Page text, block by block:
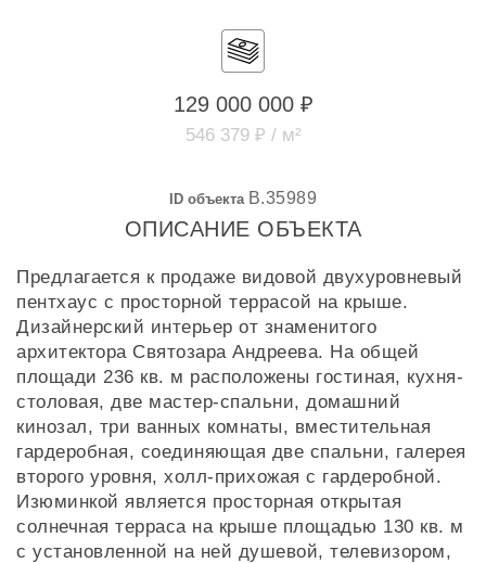
129 000 000 ₽
546 379 ₽ / м²
ID объекта B.35989
ОПИСАНИЕ ОБЪЕКТА
Предлагается к продаже видовой двухуровневый
пентхаус с просторной террасой на крыше.
Дизайнерский интерьер от знаменитого
архитектора Святозара Андреева. На общей
площади 236 кв. м расположены гостиная, кухня-
столовая, две мастер-спальни, домашний
кинозал, три ванных комнаты, вместительная
гардеробная, соединяющая две спальни, галерея
второго уровня, холл-прихожая с гардеробной.
Изюминкой является просторная открытая
солнечная терраса на крыше площадью 130 кв. м
с установленной на ней душевой, телевизором,